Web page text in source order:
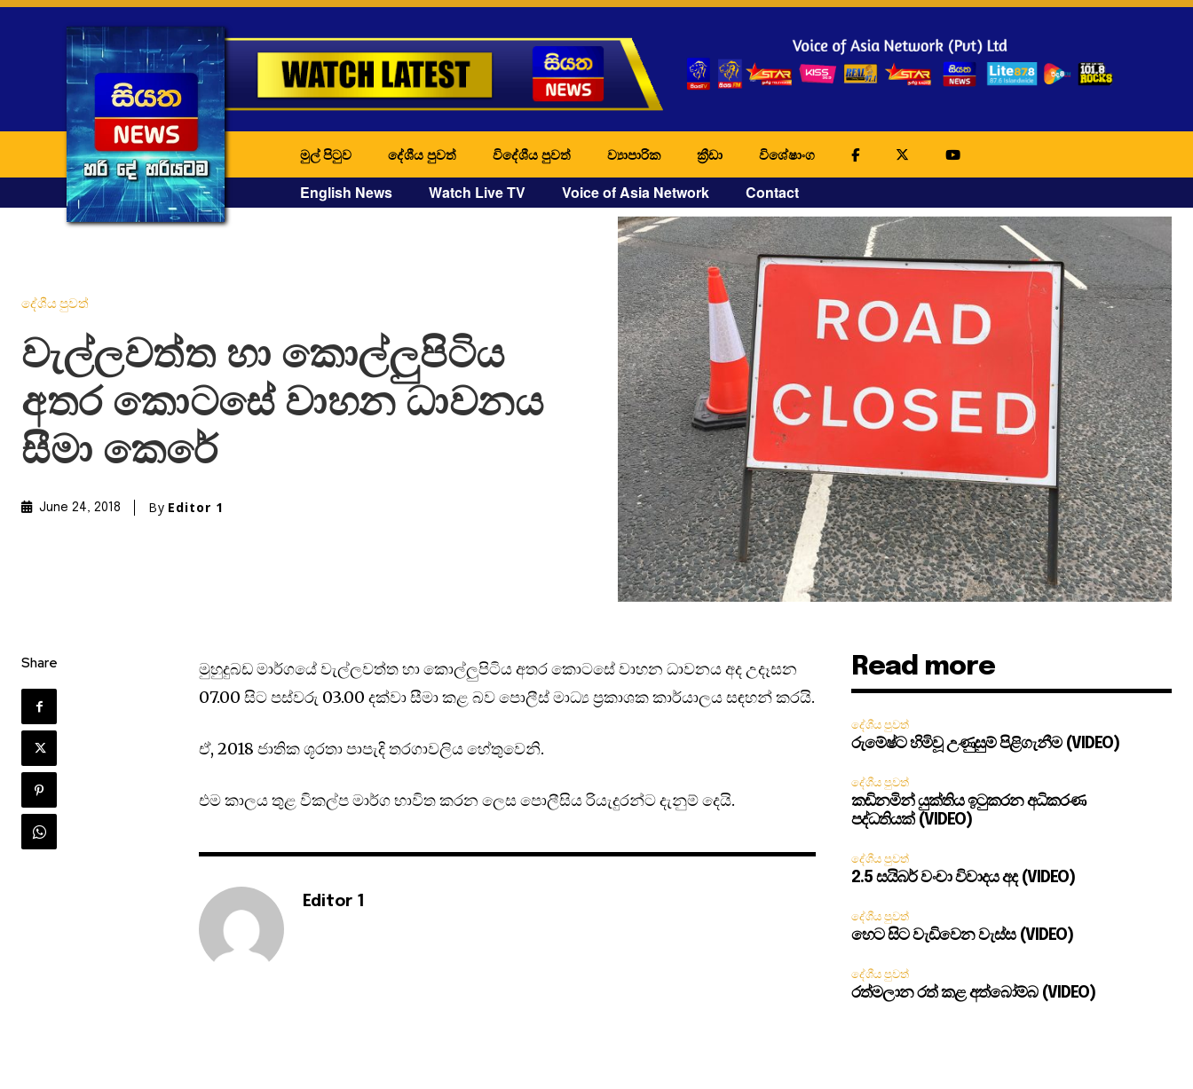
මුල් පිටුව දේශීය පුවත් විදේශීය පුවත් ව්‍යාපාරික ක්‍රීඩා විශේෂාංග
English News Watch Live TV Voice of Asia Network Contact
දේශීය පුවත්
වැල්ලවත්ත හා කොල්ලුපිටිය
අතර කොටසේ වාහන ධාවනය
සීමා කෙරේ
June 24, 2018 By Editor 1
Share
මුහුදුබඩ මාර්ගයේ වැල්ලවත්ත හා කොල්ලුපිටිය අතර කොටසේ වාහන ධාවනය අද උදෑසන
07.00 සිට පස්වරු 03.00 දක්වා සීමා කළ බව පොලීස් මාධ්‍ය ප්‍රකාශක කාර්යාලය සඳහන් කරයි.
ඒ, 2018 ජාතික ශූරතා පාපැදි තරගාවලිය හේතුවෙනි.
එම කාලය තුළ විකල්ප මාර්ග භාවිත කරන ලෙස පොලීසිය රියැදුරන්ට දැනුම් දෙයි.
Editor 1
Read more
දේශීය පුවත්
රුමේෂ්ට හිමිවූ උණුසුම් පිළිගැනීම (VIDEO)
දේශීය පුවත්
කඩිනමින් යුක්තිය ඉටුකරන අධිකරණ
පද්ධතියක් (VIDEO)
දේශීය පුවත්
2.5 සයිබර් වංචා විවාදය අද (VIDEO)
දේශීය පුවත්
හෙට සිට වැඩිවෙන වැස්ස (VIDEO)
දේශීය පුවත්
රත්මලාන රත් කළ අත්බෝම්බ (VIDEO)